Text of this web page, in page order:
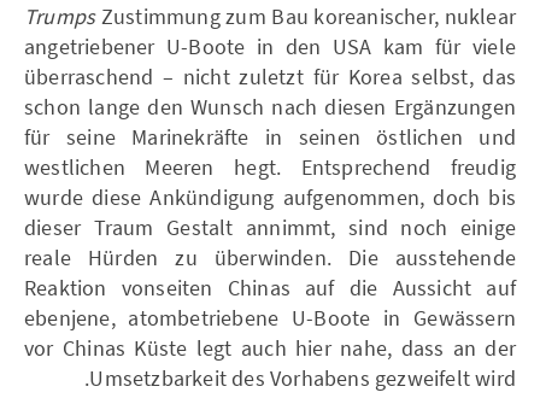
TrumpsZustimmung zum Bau koreanischer, nuklear
angetriebener U-Boote in den USA kam für viele
überraschend – nicht zuletzt für Korea selbst, das
schon lange den Wunsch nach diesen Ergänzungen
für seine Marinekräfte in seinen östlichen und
westlichen Meeren hegt. Entsprechend freudig
wurde diese Ankündigung aufgenommen, doch bis
dieser Traum Gestalt annimmt, sind noch einige
reale Hürden zu überwinden. Die ausstehende
Reaktion vonseiten Chinas auf die Aussicht auf
ebenjene, atombetriebene U-Boote in Gewässern
vor Chinas Küste legt auch hier nahe, dass an der
Umsetzbarkeit des Vorhabens gezweifelt wird.